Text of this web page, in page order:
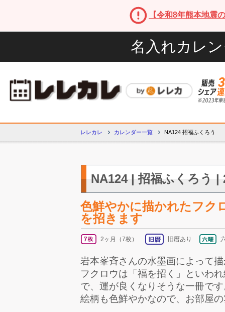
【令和8年熊本地震
名入れカレ
レレカレ カレンダー一覧 NA124 招福ふくろう
NA124 | 招福ふくろう |
色鮮やかに描かれたフク
を招きます
2ヶ月（7枚） 旧暦あり
岩本峯斉さんの水墨画によって
フクロウは「福を招く」といわ
で、運が良くなりそうな一冊で
絵柄も色鮮やかなので、お部屋